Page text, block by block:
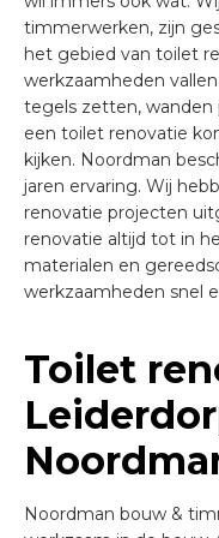
timmerwerken, zijn
het gebied van toilet
werkzaamheden
tegels zetten, wanden
een toilet renovatie
kijken. Noordman
jaren ervaring. Wij
renovatie projecten
renovatie altijd tot in
materialen en
werkzaamheden snel
Toilet
Noordman bouw &